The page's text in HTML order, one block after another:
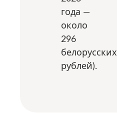
года —
около
296
белорусских
рублей).